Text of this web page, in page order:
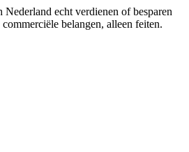
echt verdienen of besparen
belangen, alleen feiten.